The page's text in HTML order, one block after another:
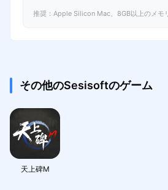
推奨：Apple Silicon Mac、8GB以上のメモ
その他のSesisoftのゲーム
天上碑M